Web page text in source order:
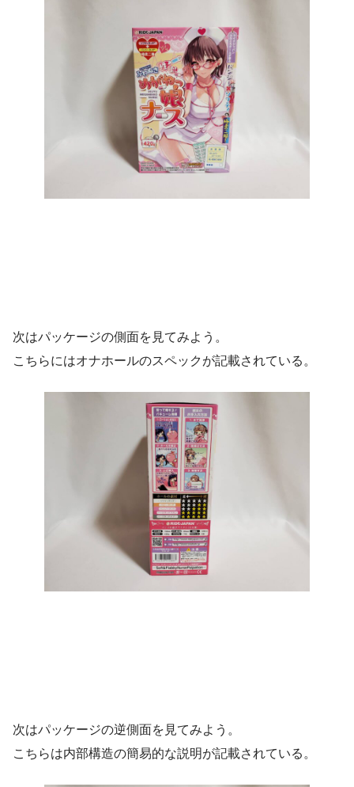
次はパッケージの側面を見てみよう。
こちらにはオナホールのスペックが記載されている。
次はパッケージの逆側面を見てみよう。
こちらは内部構造の簡易的な説明が記載されている。